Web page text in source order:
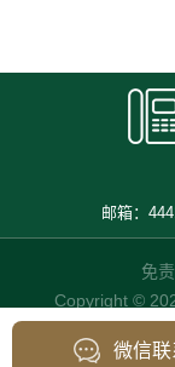
邮箱：
免
Copyright ©
微信联